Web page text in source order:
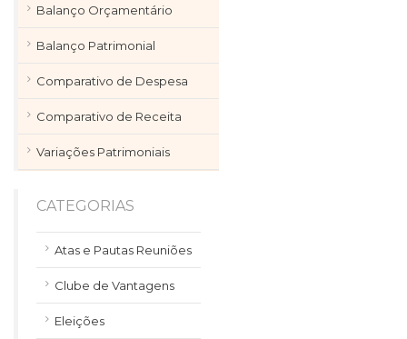
Balanço Orçamentário
Balanço Patrimonial
Comparativo de Despesa
Comparativo de Receita
Variações Patrimoniais
CATEGORIAS
Atas e Pautas Reuniões
Clube de Vantagens
Eleições